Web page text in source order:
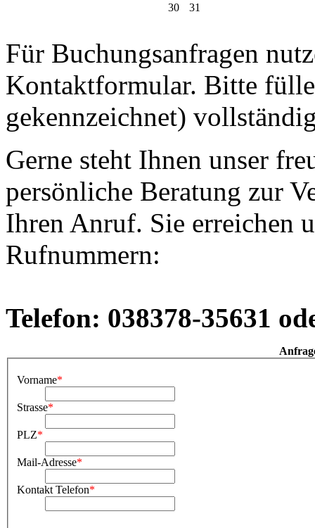
30
31
Für Buchungsanfragen
Kontaktformular. Bitte
gekennzeichnet)
Gerne steht Ihnen unser
persönliche Beratung zur
Ihren Anruf. Sie erreichen
Rufnummern:
Telefon: 038378-35631
Vorname*
Strasse*
PLZ*
Mail-Adresse*
Kontakt Telefon*